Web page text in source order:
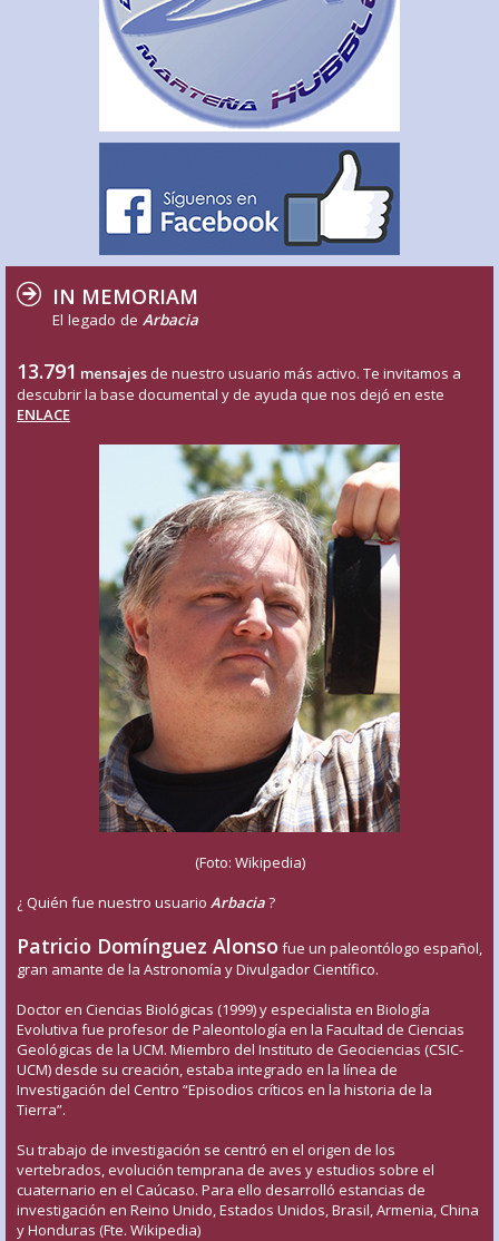
IN MEMORIAM
El legado de Arbacia
13.791 mensajes de nuestro usuario más activo. Te invitamos a
descubrir la base documental y de ayuda que nos dejó en este
ENLACE
(Foto: Wikipedia)
¿ Quién fue nuestro usuario Arbacia?
Patricio Domínguez Alonso fue un paleontólogo español,
gran amante de la Astronomía y Divulgador Científico.
Doctor en Ciencias Biológicas (1999) y especialista en Biología
Evolutiva fue profesor de Paleontología en la Facultad de Ciencias
Geológicas de la UCM. Miembro del Instituto de Geociencias (CSIC-
UCM) desde su creación, estaba integrado en la línea de
Investigación del Centro “Episodios críticos en la historia de la
Tierra”.
Su trabajo de investigación se centró en el origen de los
vertebrados, evolución temprana de aves y estudios sobre el
cuaternario en el Caúcaso. Para ello desarrolló estancias de
investigación en Reino Unido, Estados Unidos, Brasil, Armenia, China
y Honduras (Fte. Wikipedia)